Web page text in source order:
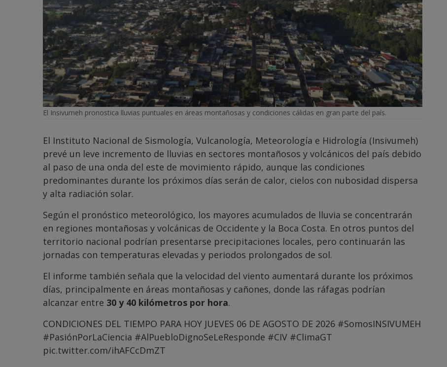
El Insivumeh pronostica lluvias puntuales en áreas montañosas y condiciones cálidas en gran parte del país.
El Instituto Nacional de Sismología, Vulcanología, Meteorología e Hidrología (Insivumeh)
prevé un leve incremento de lluvias en sectores montañosos y volcánicos del país debido
al paso de una onda del este de movimiento rápido, aunque las condiciones
predominantes durante los próximos días serán de calor, cielos con nubosidad dispersa
y alta radiación solar.
Según el pronóstico meteorológico, los mayores acumulados de lluvia se concentrarán
en regiones montañosas y volcánicas de Occidente y la Boca Costa. En otros puntos del
territorio nacional podrían presentarse precipitaciones locales, pero continuarán las
jornadas con temperaturas elevadas y periodos prolongados de sol.
El informe también señala que la velocidad del viento aumentará durante los próximos
días, principalmente en áreas montañosas y cañones, donde las ráfagas podrían
alcanzar entre 30 y 40 kilómetros por hora.
CONDICIONES DEL TIEMPO PARA HOY JUEVES 06 DE AGOSTO DE 2026 #SomosINSIVUMEH
#PasiónPorLaCiencia #AlPuebloDignoSeLeResponde #CIV #ClimaGT
pic.twitter.com/ihAFCcDmZT